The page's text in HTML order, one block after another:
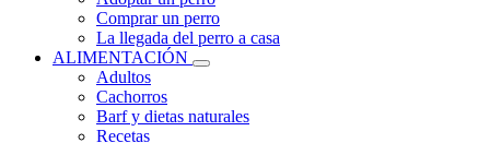
Comprar un perro
La llegada del perro a casa
ALIMENTACIÓN
Adultos
Cachorros
Barf y dietas naturales
Recetas